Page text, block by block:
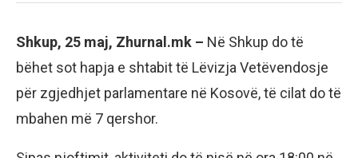
Shkup, 25 maj, Zhurnal.mk – Në Shkup do të
bëhet sot hapja e shtabit të Lëvizja Vetëvendosje
për zgjedhjet parlamentare në Kosovë, të cilat do të
mbahen më 7 qershor.